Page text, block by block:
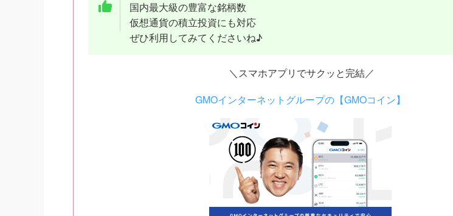
国内最大級の豊富な銘柄数
仮想通貨の積立投資にも対応
ぜひ利用してみてくださいね♪
＼スマホアプリでサクッと完結／
GMOインターネットグループの【GMOコイン】